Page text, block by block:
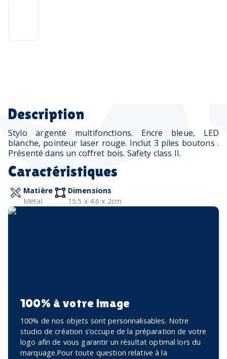
Description
Stylo argenté multifonctions. Encre bleue, LED
blanche, pointeur laser rouge. Inclut 3 piles boutons .
Présenté dans un coffret bois. Safety class II.
Caractéristiques
Matière
Métal
Dimensions
15.5 x 4.6 x 2cm
100% à votre image
100% de nos objets sont personnalisables. Notre
studio de création s’occupe de la préparation de votre
logo afin de vous garantir un résultat optimal lors du
marquage.Pour toute question relative à la